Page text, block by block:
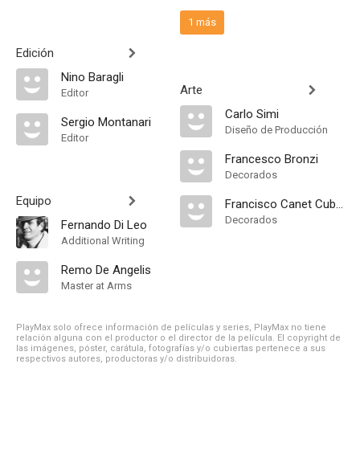
Edición
Nino Baragli
Editor
Sergio Montanari
Editor
Equipo
Fernando Di Leo
Additional Writing
Remo De Angelis
Master at Arms
1 más
Arte
Carlo Simi
Diseño de Producción
Francesco Bronzi
Decorados
Francisco Canet Cubel
Decorados
PlayMax solo ofrece información de películas y series, PlayMax no tiene
relación alguna con el productor o el director de la película. El copyright de
las imágenes, póster, carátula, fotografías y/o cubiertas pertenece a sus
respectivos autores, productoras y/o distribuidoras.